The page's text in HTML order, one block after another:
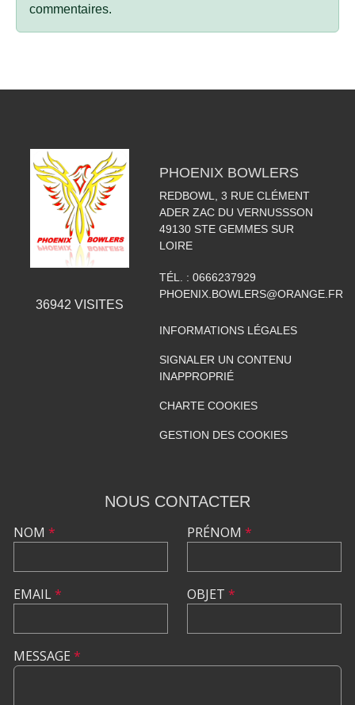
commentaires.
36942 VISITES
PHOENIX BOWLERS
REDBOWL, 3 RUE CLÉMENT
ADER ZAC DU VERNUSSSON
49130 STE GEMMES SUR
LOIRE
TÉL. : 0666237929
PHOENIX.BOWLERS@ORANGE.FR
INFORMATIONS LÉGALES
SIGNALER UN CONTENU
INAPPROPRIÉ
CHARTE COOKIES
GESTION DES COOKIES
NOUS CONTACTER
NOM *
EMAIL*
PRÉNOM *
OBJET *
MESSAGE *